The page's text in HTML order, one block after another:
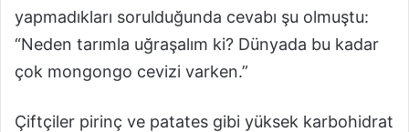
yapmadıkları sorulduğunda cevabı şu olmuştu:
“Neden tarımla uğraşalım ki? Dünyada bu kadar
çok mongongo cevizi varken.”
Çiftçiler pirinç ve patates gibi yüksek karbohidrat